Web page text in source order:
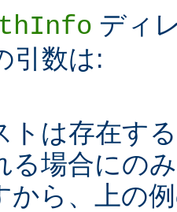
ディ
引数は:
トは存在す
る場合にの
から、上の